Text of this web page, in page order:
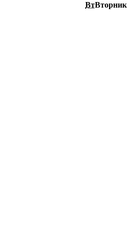
ВтВторник